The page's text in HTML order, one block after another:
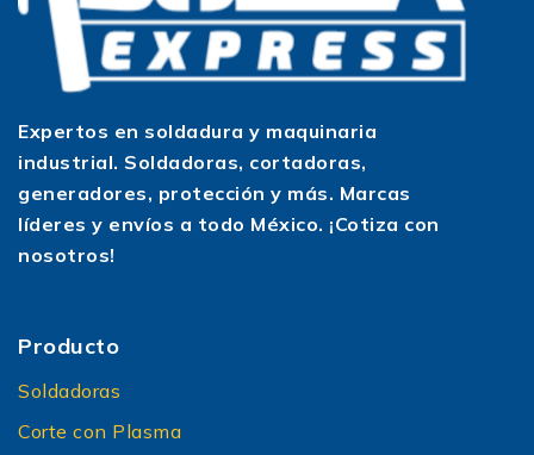
Expertos en soldadura y maquinaria
industrial. Soldadoras, cortadoras,
generadores, protección y más. Marcas
líderes y envíos a todo México. ¡Cotiza con
nosotros!
Producto
Soldadoras
Corte con Plasma